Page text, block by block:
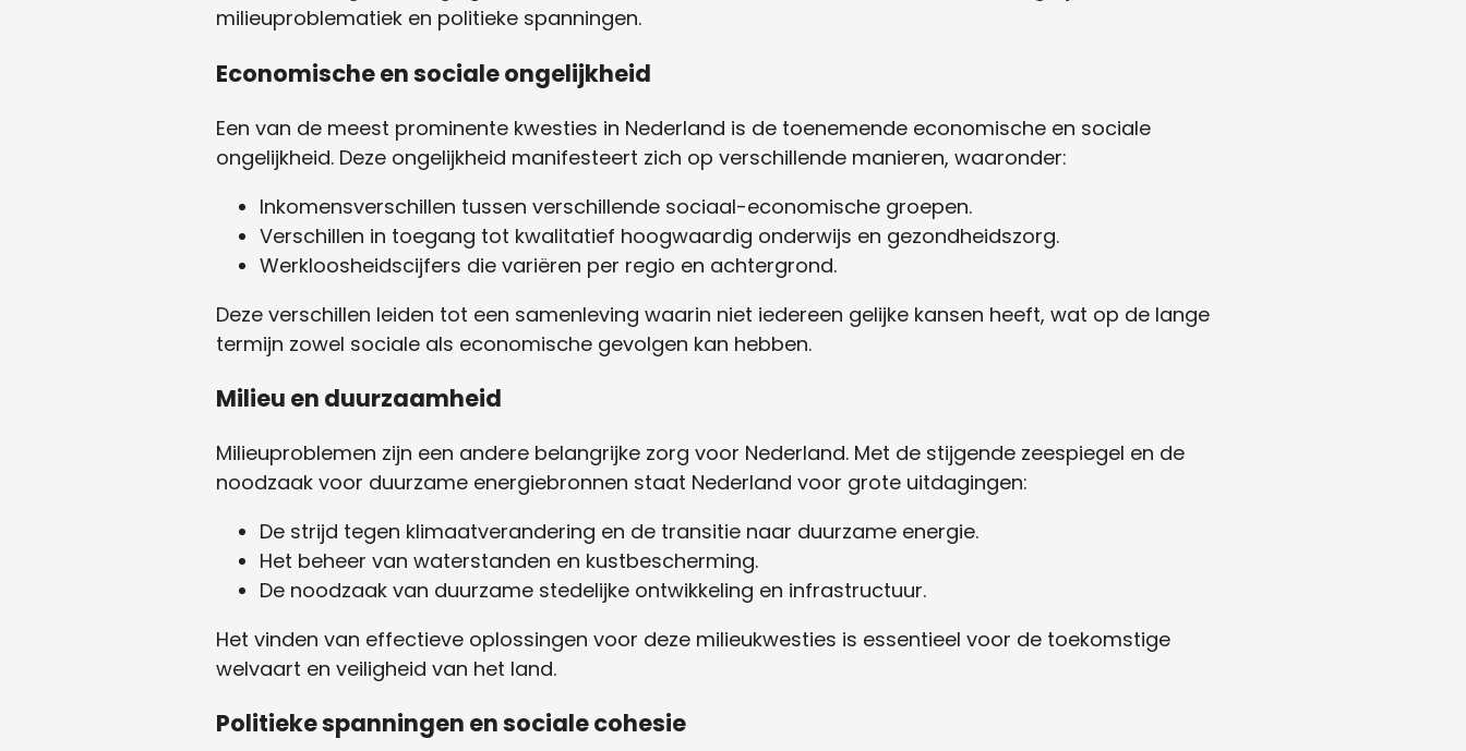
milieuproblematiek en politieke spanningen.
Economische en sociale ongelijkheid
Een van de meest prominente kwesties in Nederland is de toenemende economische en sociale
ongelijkheid. Deze ongelijkheid manifesteert zich op verschillende manieren, waaronder:
Inkomensverschillen tussen verschillende sociaal-economische groepen.
Verschillen in toegang tot kwalitatief hoogwaardig onderwijs en gezondheidszorg.
Werkloosheidscijfers die variëren per regio en achtergrond.
Deze verschillen leiden tot een samenleving waarin niet iedereen gelijke kansen heeft, wat op de lange
termijn zowel sociale als economische gevolgen kan hebben.
Milieu en duurzaamheid
Milieuproblemen zijn een andere belangrijke zorg voor Nederland. Met de stijgende zeespiegel en de
noodzaak voor duurzame energiebronnen staat Nederland voor grote uitdagingen:
De strijd tegen klimaatverandering en de transitie naar duurzame energie.
Het beheer van waterstanden en kustbescherming.
De noodzaak van duurzame stedelijke ontwikkeling en infrastructuur.
Het vinden van effectieve oplossingen voor deze milieukwesties is essentieel voor de toekomstige
welvaart en veiligheid van het land.
Politieke spanningen en sociale cohesie